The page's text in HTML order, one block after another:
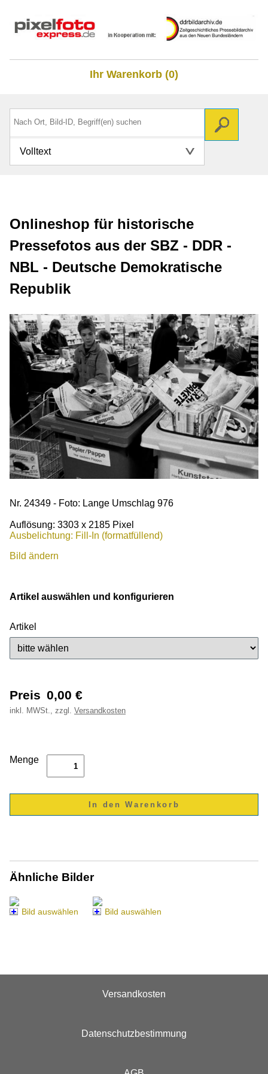
Ihr Warenkorb (0)
Volltext
Onlineshop für historische
Pressefotos aus der SBZ - DDR -
NBL - Deutsche Demokratische
Republik
Nr. 24349 - Foto: Lange Umschlag 976
Auflösung: 3303 x 2185 Pixel
Ausbelichtung: Fill-In (formatfüllend)
Bild ändern
Artikel auswählen und konfigurieren
Artikel
Preis 0,00 €
inkl. MWSt., zzgl. Versandkosten
Menge
Ähnliche Bilder
Bild auswählen Bild auswählen
Versandkosten
Datenschutzbestimmung